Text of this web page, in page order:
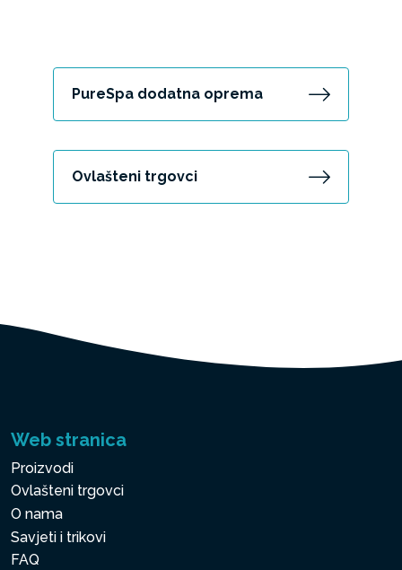
PureSpa dodatna oprema
Ovlašteni trgovci
Web stranica
Proizvodi
Ovlašteni trgovci
O nama
Savjeti i trikovi
FAQ